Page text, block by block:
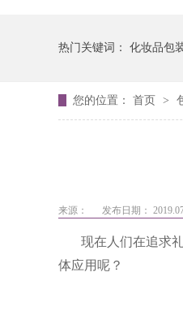
热门关键词： 化妆品包
您的位置： 首页 >
来源： 发布日期：
现在人们在追求
体应用呢？